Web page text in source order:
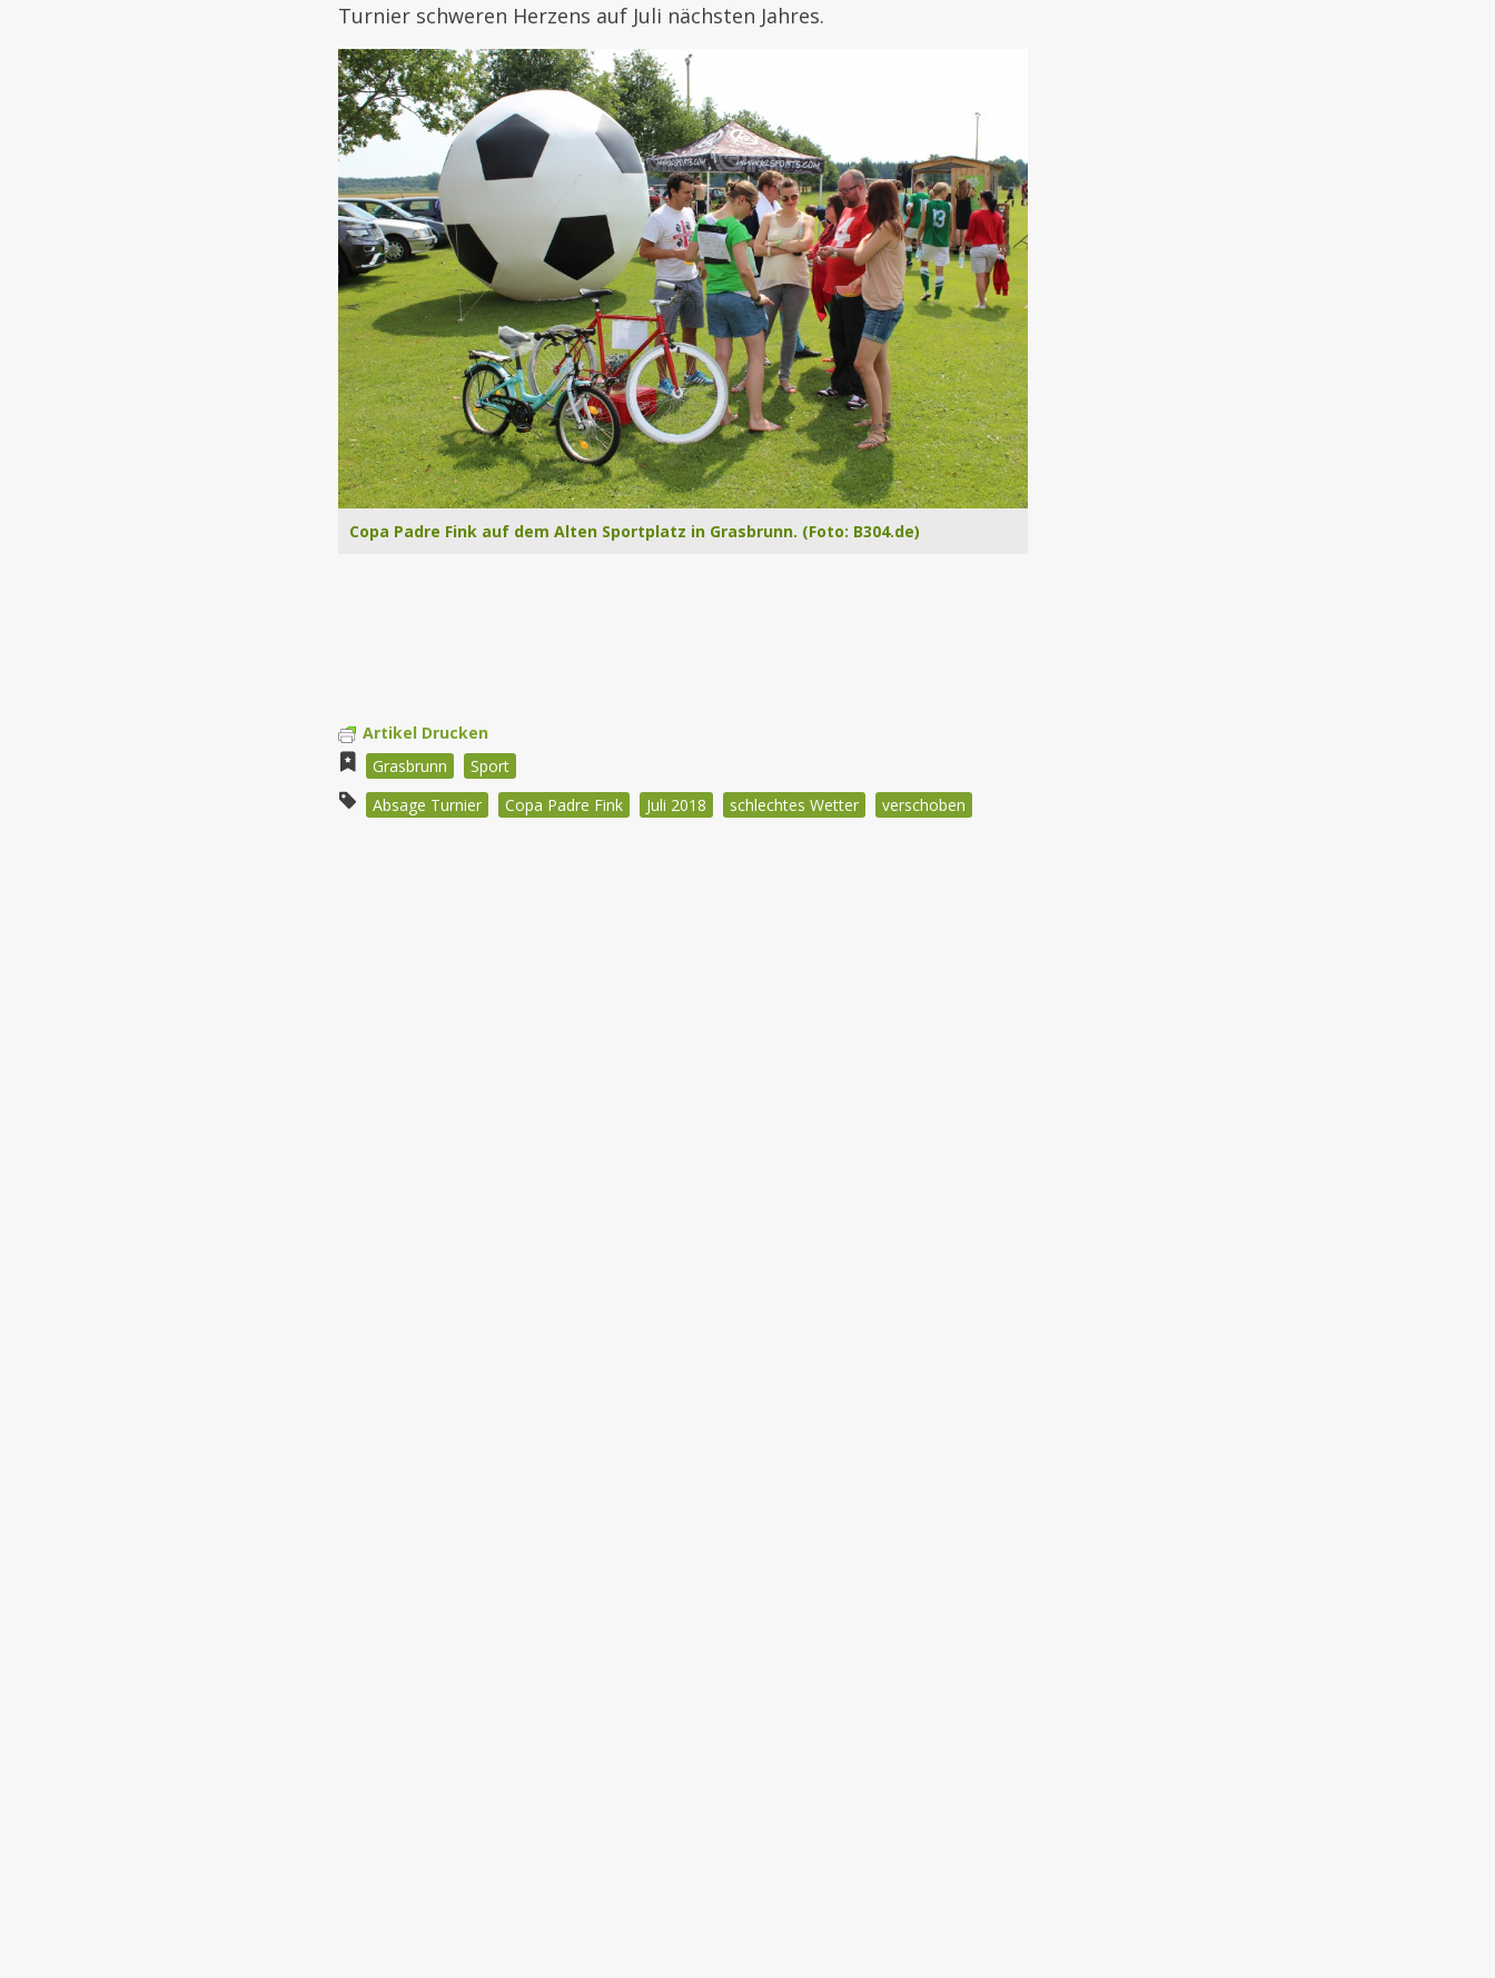
Turnier schweren Herzens auf Juli nächsten Jahres.
Copa Padre Fink auf dem Alten Sportplatz in Grasbrunn. (Foto: B304.de)
Artikel Drucken
Grasbrunn
Sport
Absage Turnier
Copa Padre Fink Juli 2018 schlechtes Wetter verschoben